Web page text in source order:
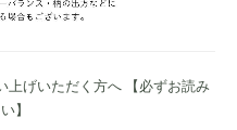
上げいただく方へ 【必ずお読み
】